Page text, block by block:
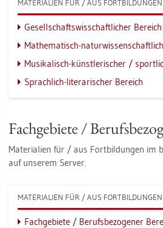
MA­TE­RIA­LI­EN FÜR / AUS FORT­BIL­DUN­GEN
Ge­sell­schafts­wis­schaft­li­cher Be­reich
Ma­the­ma­tisch-
Mu­si­ka­lisch-künst­le­ri­scher /
Sprach­lich-li­te­ra­ri­scher Be­reich
Fach­ge­bie­te /
Ma­te­ria­li­en für / aus Fort­bil­dun­gen im
auf un­se­rem Ser­ver.
MA­TE­RIA­LI­EN FÜR / AUS
Fach­ge­bie­te / Be­rufs­be­zo­ge­ner